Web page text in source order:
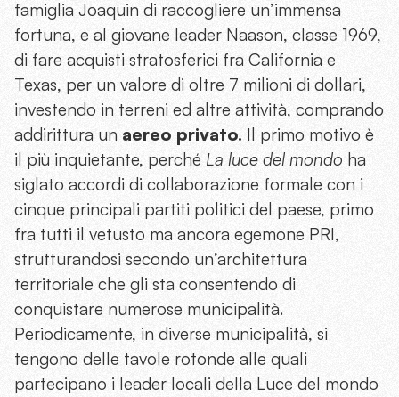
famiglia Joaquin di raccogliere un’immensa
fortuna, e al giovane leader Naason, classe 1969,
di fare acquisti stratosferici fra California e
Texas, per un valore di oltre 7 milioni di dollari,
investendo in terreni ed altre attività, comprando
addirittura un aereo privato. Il primo motivo è
il più inquietante, perché La luce del mondo ha
siglato accordi di collaborazione formale con i
cinque principali partiti politici del paese, primo
fra tutti il vetusto ma ancora egemone PRI,
strutturandosi secondo un’architettura
territoriale che gli sta consentendo di
conquistare numerose municipalità.
Periodicamente, in diverse municipalità, si
tengono delle tavole rotonde alle quali
partecipano i leader locali della Luce del mondo